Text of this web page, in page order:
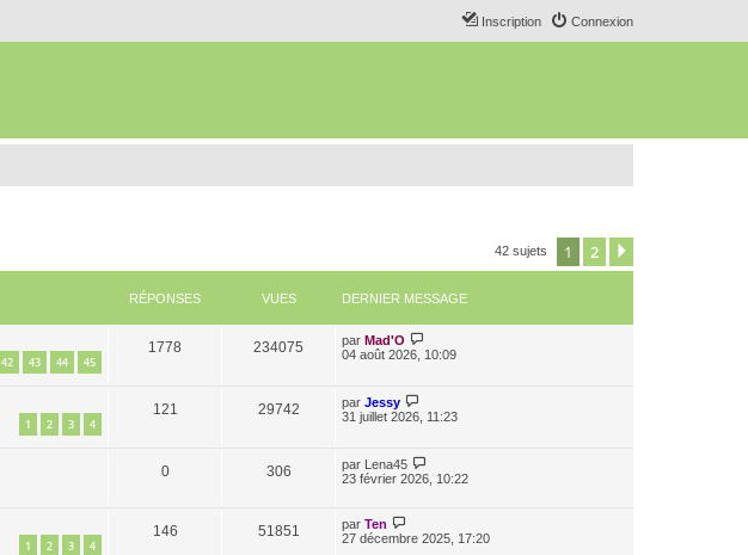
Connexion
Inscription
42 sujets 1 2
RÉPONSES VUES DERNIER MESSAGE
42 43 44 45
1778 234075 par Mad'O
04 août 2026, 10:09
1 2 3 4
121 29742 par Jessy
31 juillet 2026, 11:23
0 306 par Lena45
23 février 2026, 10:22
1 2 3 4
146 51851 par Ten
27 décembre 2025, 17:20